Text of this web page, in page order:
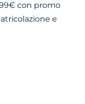
con promo
e